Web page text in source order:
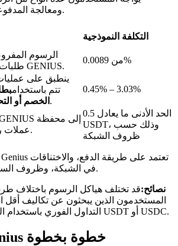
عمليات احتجاز BTR
استثمارات حصرية لحاملي BTR
خدمة الاقتراض المدعومة
ومعالجة المدفوعات وعمليات السحب.
التكلفة النموذجية
الرسوم
طلبات فورية لشراء GENIUS.
من 0.0089%
ينطبق على
تتم باستخدام
الخصم أو .
0.45% – 3.03%
عملات رقمية خارجية.
الحد الأدنى ما يعادل 0.5
USDT، وذلك حسب
ظروف الشبكة
في الشبكة، وظروف السوق في وقت المعاملة.
نصائح:قد تختلف هياكل الرسوم باختلاف طرق
المستخدمون الذين يبحثون عن تكاليف أقل
التداول الفوري باستخدام العملات المستقرة مثل USDT أو USDC.
دليل شراء Genius خطوة بخطوة